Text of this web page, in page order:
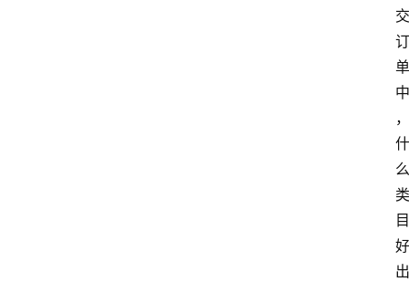
交
订
单
中
，
什
么
类
目
好
出